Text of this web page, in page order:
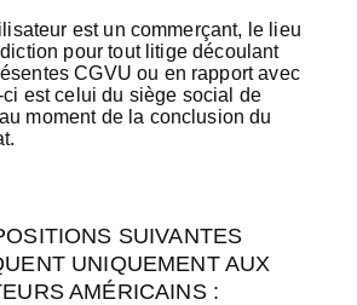
est un commerçant, le lieu
pour tout litige découlant
CGVU ou en rapport avec
est celui du siège social de
moment de la conclusion du
SUIVANTES
UNIQUEMENT AUX
AMÉRICAINS :